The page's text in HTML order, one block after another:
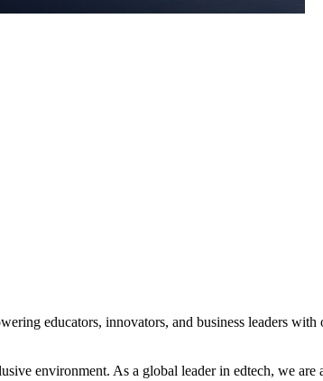
educators, innovators, and business leaders
environment. As a global leader in edtech, we are